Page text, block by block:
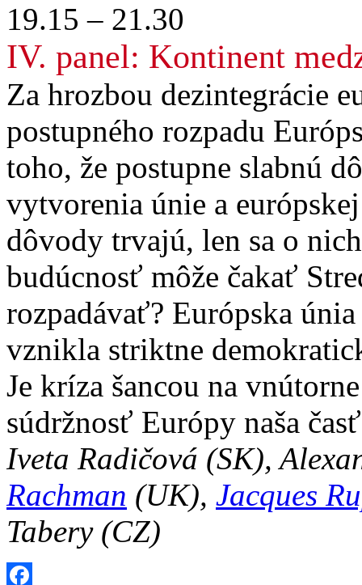
19.15 – 21.30
IV. panel: Kontinent
Za hrozbou dezintegrácie
postupného rozpadu
toho, že postupne slabnú
vytvorenia únie a
dôvody trvajú, len sa o
budúcnosť môže čakať
rozpadávať? Európska
vznikla striktne
Je kríza šancou na
súdržnosť Európy naša
Iveta Radičová (SK),
Rachman (UK), Jacques
Tabery (CZ)